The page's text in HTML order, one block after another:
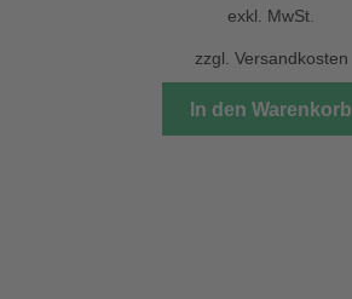
exkl. MwSt.
zzgl. Versandkosten
In den Warenkorb